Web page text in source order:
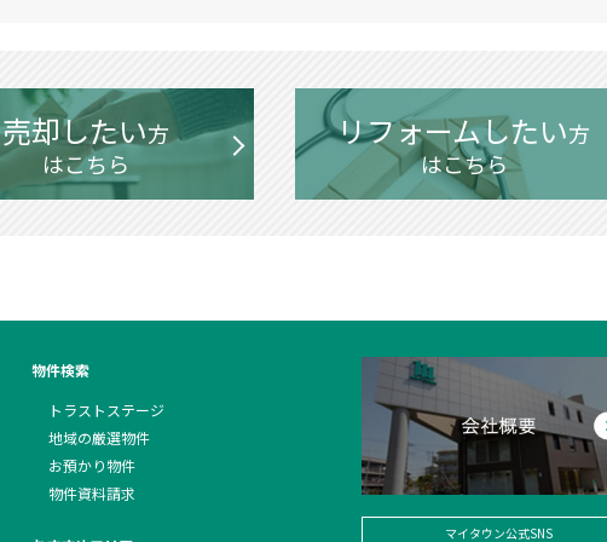
売却したい方
はこちら
リフォームしたい方
はこちら
物件検索
トラストステージ
地域の厳選物件
お預かり物件
物件資料請求
マイタウン公式SNS